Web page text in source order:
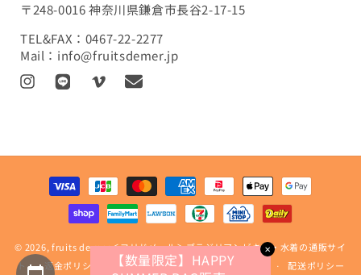
〒248-0016 神奈川県鎌倉市長谷2-17-15
TEL&FAX： 0467-22-2277
Mail： info@fruitsdemer.jp
I
a
L
V
o
T
s
l
a
t
o
n
© 2026, fruits de mer＜フリドメール＞ブラジリアンビキニ・水着の通販サイ
ト
返金ポリシー プライバシーポリシー 利用規約 配送ポリシー
✕
【数量限定】HAPPY